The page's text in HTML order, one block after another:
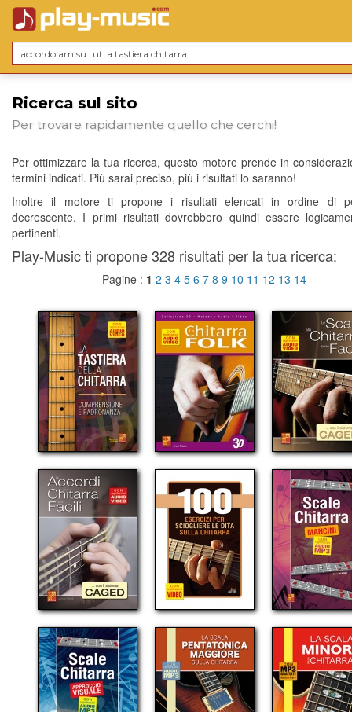
Ricerca sul sito
Per trovare rapidamente quello che cerchi!
Per ottimizzare la tua ricerca, questo motore prende in
termini indicati. Più sarai preciso, più i risultati lo saranno!
Inoltre il motore ti propone i risultati elencati in ordine di
decrescente. I primi risultati dovrebbero quindi essere
pertinenti.
Play-Music ti propone 328 risultati per la tua ricerca:
Pagine : 1 2 3 4 5 6 7 8 9 10 11 12 13 14